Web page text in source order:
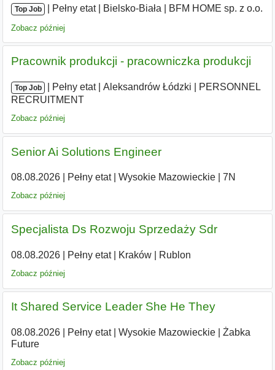
Top Job Pełny etat| Bielsko-Biała BFM HOME sp. z o.o.
Zobacz później
Pracownik produkcji - pracowniczka produkcji
Top Job Pełny etat| Aleksandrów Łódzki
PERSONNEL
RECRUITMENT
Zobacz później
Senior Ai Solutions Engineer
08.08.2026| Pełny etat| Wysokie Mazowieckie| 7N
Zobacz później
Specjalista Ds Rozwoju Sprzedaży Sdr
08.08.2026| Pełny etat| Kraków| Rublon
Zobacz później
It Shared Service Leader She He They
08.08.2026| Pełny etat| Wysokie Mazowieckie|
Żabka
Future
Zobacz później